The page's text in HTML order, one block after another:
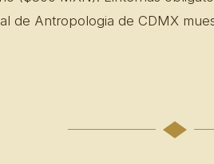
de Antropologia de CDMX